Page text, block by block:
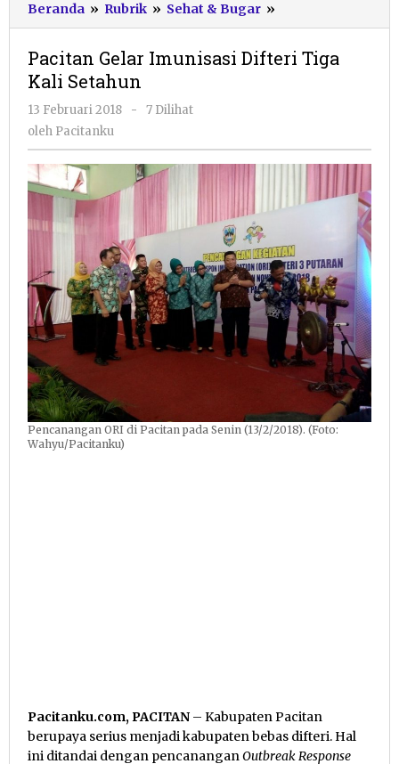
Beranda » Rubrik » Sehat & Bugar »
Gelar
Difteri
Pacitan Gelar Imunisasi Difteri Tiga
Kali Setahun
13 Februari 2018
oleh
-
7 Dilihat
oleh Pacitanku
Pencanangan ORI di Pacitan pada Senin (13/2/2018). (Foto:
Wahyu/Pacitanku)
Pacitanku.com, PACITAN – Kabupaten Pacitan
berupaya serius menjadi kabupaten bebas difteri. Hal
ini ditandai dengan pencananganOutbreak Response